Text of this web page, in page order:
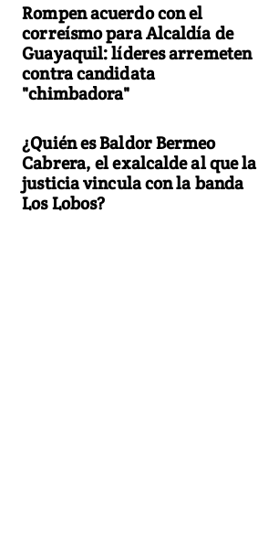
Rompen acuerdo con el
correísmo para Alcaldía de
Guayaquil: líderes arremeten
contra candidata
"chimbadora"
¿Quién es Baldor Bermeo
Cabrera, el exalcalde al que la
justicia vincula con la banda
Los Lobos?